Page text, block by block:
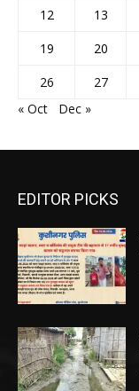
12
13
19
20
26
27
« Oct
Dec »
EDITOR PICKS